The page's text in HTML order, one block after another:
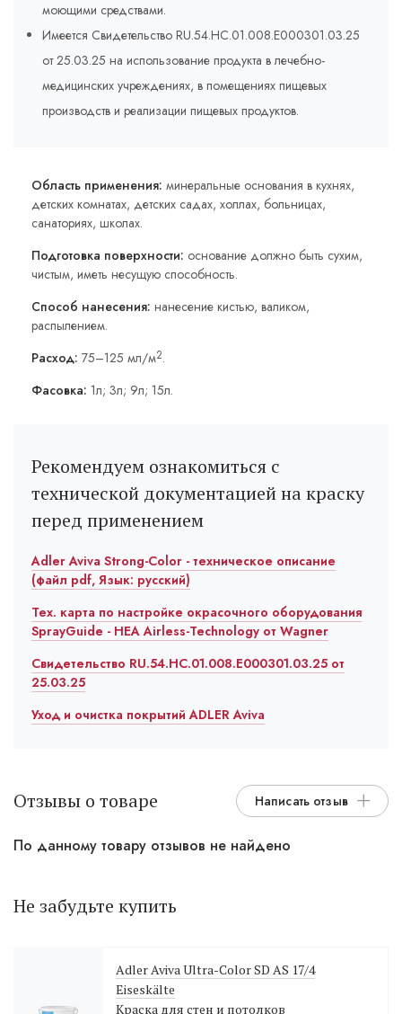
моющими средствами.
Имеется Свидетельство RU.54.HC.01.008.E000301.03.25
от 25.03.25 на использование продукта в лечебно-
медицинских учреждениях, в помещениях пищевых
производств и реализации пищевых продуктов.
Область применения: минеральные основания в кухнях,
детских комнатах, детских садах, холлах, больницах,
санаториях, школах.
Подготовка поверхности: основание должно быть сухим,
чистым, иметь несущую способность.
Способ нанесения: нанесение кистью, валиком,
распылением.
Расход: 75–125 мл/м2.
Фасовка: 1л; 3л; 9л; 15л.
Рекомендуем ознакомиться с
технической документацией на краску
перед применением
Adler Aviva Strong-Color - техническое описание
(файл pdf, Язык: русский)
Тех. карта по настройке окрасочного оборудования
SprayGuide - HEA Airless-Technology от Wagner
Свидетельство RU.54.HC.01.008.E000301.03.25 от
25.03.25
Уход и очистка покрытий ADLER Aviva
Отзывы о товаре Написать отзыв
По данному товару отзывов не найдено
Не забудьте купить
Adler Aviva Ultra-Color SD AS 17/4
Eiseskälte
Краска для стен и потолков